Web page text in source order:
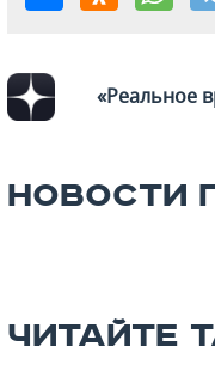
«Реальное
НОВОСТИ
ЧИТАЙТЕ